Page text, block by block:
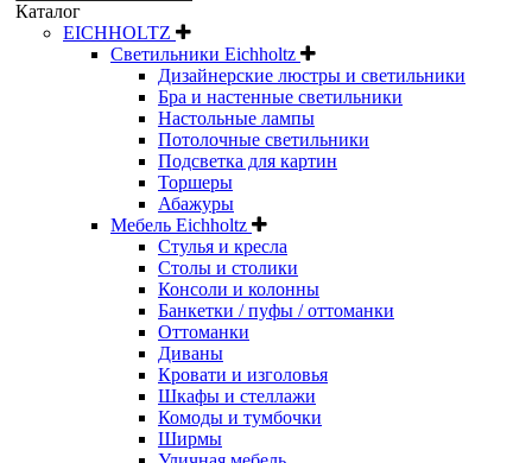
Каталог
EICHHOLTZ
Светильники Eichholtz
Дизайнерские люстры и светильники
Бра и настенные светильники
Настольные лампы
Потолочные светильники
Подсветка для картин
Торшеры
Абажуры
Мебель Eichholtz
Стулья и кресла
Столы и столики
Консоли и колонны
Банкетки / пуфы / оттоманки
Оттоманки
Диваны
Кровати и изголовья
Шкафы и стеллажи
Комоды и тумбочки
Ширмы